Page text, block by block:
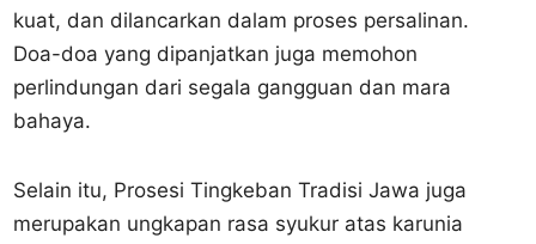
kuat, dan dilancarkan dalam proses persalinan.
Doa-doa yang dipanjatkan juga memohon
perlindungan dari segala gangguan dan mara
bahaya.
Selain itu, Prosesi Tingkeban Tradisi Jawa juga
merupakan ungkapan rasa syukur atas karunia